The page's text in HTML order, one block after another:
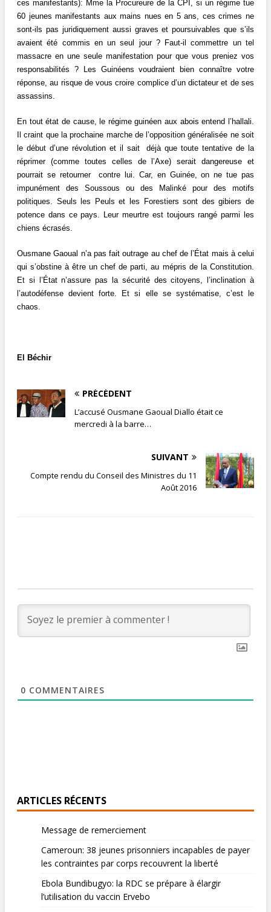
ces manifestants): Mme la Procureure de la CPI, si un régime tue
60 jeunes manifestants aux mains nues en 5 ans, ces crimes ne
sont-ils pas juridiquement aussi graves et poursuivables que s’ils
avaient été commis en un seul jour ? Faut-il commettre un tel
massacre en une seule manifestation pour que vous preniez vos
responsabilités ? Les Guinéens voudraient bien connaître votre
réponse, au risque de vous croire complice d’un dictateur et de ses
assassins.
En tout état de cause, le régime guinéen aux abois entend l’hallali.
Il craint que la prochaine marche de l’opposition généralisée ne soit
le début d’une révolution et il sait déjà que toute tentative de la
réprimer (comme toutes celles de l’Axe) serait dangereuse et
pourrait se retourner contre lui. Car, en Guinée, on ne tue pas
impunément des Soussous ou des Malinké pour des motifs
politiques. Seuls les Peuls et les Forestiers sont des gibiers de
potence dans ce pays. Leur meurtre est toujours rangé parmi les
chiens écrasés.
Ousmane Gaoual n’a pas fait outrage au chef de l’État mais à celui
qui s’obstine à être un chef de parti, au mépris de la Constitution.
Et si l’État n’assure pas la sécurité des citoyens, l’inclination à
l’autodéfense devient forte. Et si elle se systématise, c’est le
chaos.
El Béchir
PRÉCÉDENT
L’accusé Ousmane Gaoual Diallo était ce
mercredi à la barre…
SUIVANT
Compte rendu du Conseil des Ministres du 11
Août 2016
0 COMMENTAIRES
ARTICLES RÉCENTS
Message de remerciement
Cameroun: 38 jeunes prisonniers incapables de payer
les contraintes par corps recouvrent la liberté
Ebola Bundibugyo: la RDC se prépare à élargir
l’utilisation du vaccin Ervebo